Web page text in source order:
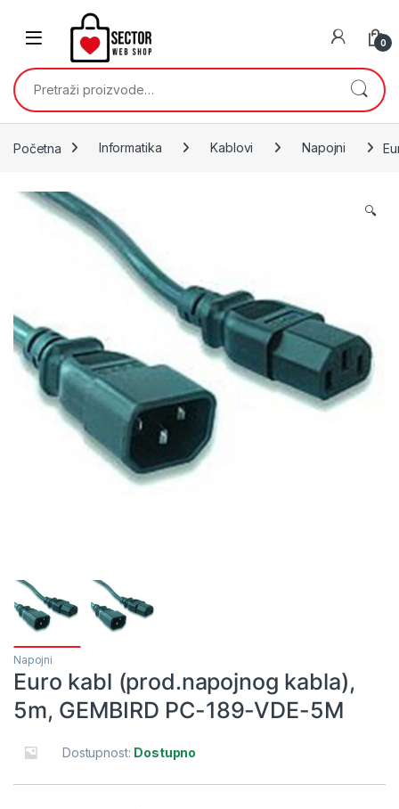
Skip to navigation
0
Pretraži:
Početna Informatika Kablovi Napojni
🔍
Napojni
Euro kabl (prod.napojnog kabla),
5m, GEMBIRD PC-189-VDE-5M
Dostupnost: Dostupno